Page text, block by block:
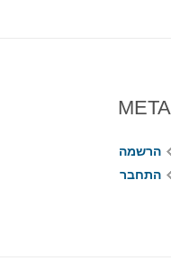
META
הרשמה
התחבר